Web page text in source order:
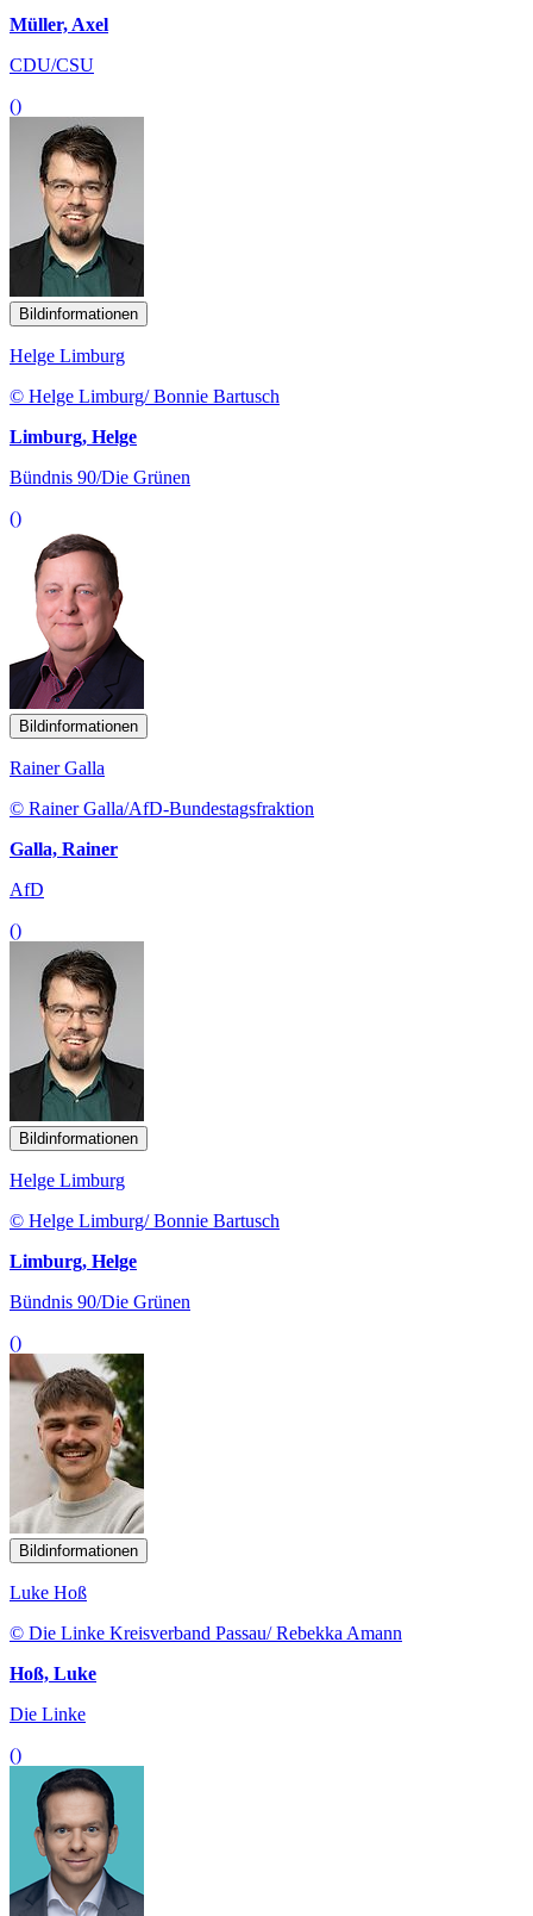
Müller, Axel
CDU/CSU
()
Bildinformationen
Helge Limburg
© Helge Limburg/ Bonnie Bartusch
Limburg, Helge
Bündnis 90/Die Grünen
()
Bildinformationen
Rainer Galla
© Rainer Galla/AfD-Bundestagsfraktion
Galla, Rainer
AfD
()
Bildinformationen
Helge Limburg
© Helge Limburg/ Bonnie Bartusch
Limburg, Helge
Bündnis 90/Die Grünen
()
Bildinformationen
Luke Hoß
© Die Linke Kreisverband Passau/ Rebekka Amann
Hoß, Luke
Die Linke
()